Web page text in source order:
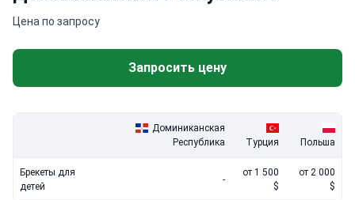
Цена по запросу
Запросить цену
Доминиканская
Республика
Турция Польша
Брекеты для
детей
-
от 1 500
$
от 2 000
$